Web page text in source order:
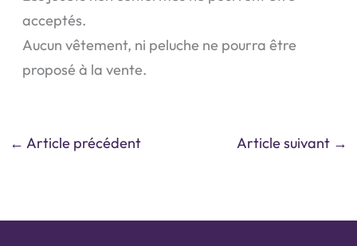
acceptés.
Aucun vêtement, ni peluche ne pourra être
proposé à la vente.
← Article précédent Article suivant →